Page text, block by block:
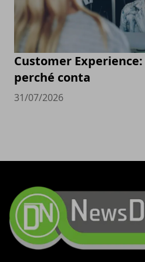
Customer Experience:
perché conta
31/07/2026